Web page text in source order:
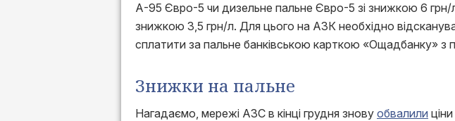
А-95 Євро-5 чи дизельне пальне Євро-5 зі знижкою 6 грн/л
знижкою 3,5 грн/л. Для цього на АЗК необхідно
сплатити за пальне банківською карткою «Ощадбанку»
Знижки на пальне
Нагадаємо, мережі АЗС в кінці грудня знову обвалили